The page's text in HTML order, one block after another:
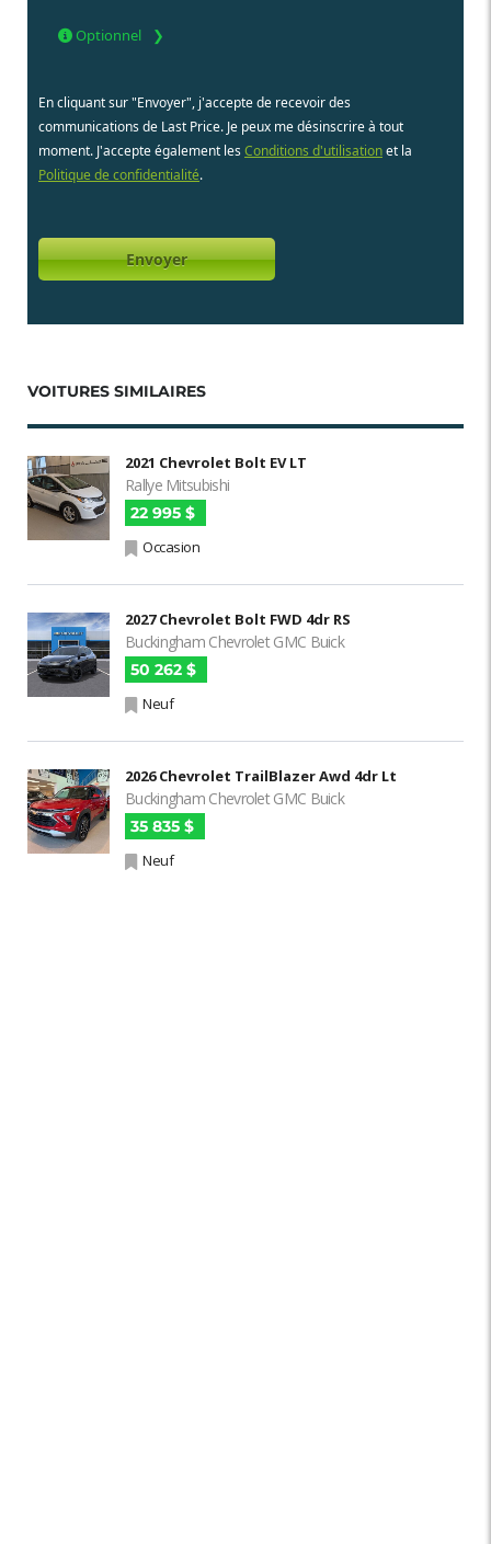
Optionnel
En cliquant sur "Envoyer", j'accepte de recevoir des
communications de Last Price. Je peux me désinscrire à tout
moment. J'accepte également les Conditions d'utilisationet la
Politique de confidentialité.
VOITURES SIMILAIRES
2021 Chevrolet Bolt EV LT
Rallye Mitsubishi
22 995 $
Occasion
2027 Chevrolet Bolt FWD 4dr RS
Buckingham Chevrolet GMC Buick
50 262 $
Neuf
2026 Chevrolet TrailBlazer Awd 4dr Lt
Buckingham Chevrolet GMC Buick
35 835 $
Neuf